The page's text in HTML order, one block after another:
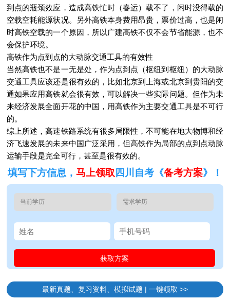
到点的瓶颈效应，造成高铁忙时（春运）载不了，闲时没得载的
空载空耗能源状况。另外高铁本身费用昂贵，票价过高，也是闲
时高铁空载的一个原因，所以广建高铁不仅不会节省能源，也不
会保护环境。
高铁作为点到点的大动脉交通工具的有效性
当然高铁也不是一无是处，作为点到点（枢纽到枢纽）的大动脉
交通工具应该还是很有效的，比如北京到上海或北京到贵阳的交
通如果应用高铁就会很有效，可以解决一些实际问题。但作为未
来经济发展全面开花的中国，用高铁作为主要交通工具是不可行
的。
综上所述，高速铁路系统有很多局限性，不可能在地大物博和经
济飞速发展的未来中国广泛采用，但高铁作为局部的点到点动脉
运输手段是完全可行，甚至是很有效的。
填写下方信息， 马上领取 四川自考《备考方案》！
最新真题、复习资料、模拟试题 | 一键领取 >>